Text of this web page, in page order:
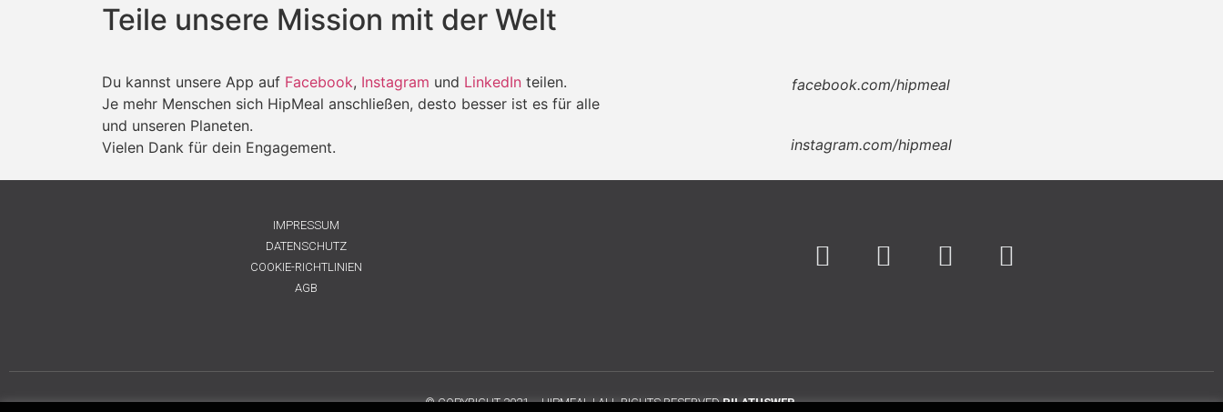
Teile unsere Mission mit der Welt
Du kannst unsere App auf Facebook, Instagram und LinkedIn teilen.
Je mehr Menschen sich HipMeal anschließen, desto besser ist es für alle
und unseren Planeten.
Vielen Dank für dein Engagement.
facebook.com/hipmeal
instagram.com/hipmeal
IMPRESSUM
DATENSCHUTZ
COOKIE-RICHTLINIEN
AGB
© COPYRIGHT 2021 – HIPMEAL | ALL RIGHTS RESERVEDPILATUSWEB